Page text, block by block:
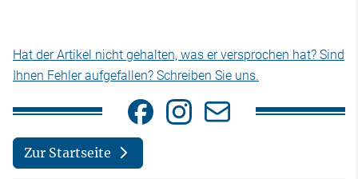
Hat der Artikel nicht gehalten, was er versprochen hat? Sind
Ihnen Fehler aufgefallen? Schreiben Sie uns.
Zur Startseite